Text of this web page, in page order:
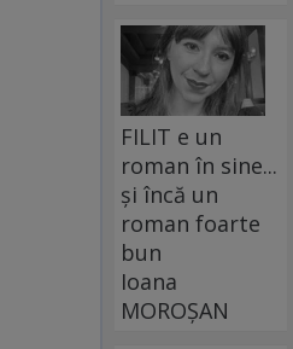
FILIT e un
roman în sine...
și încă un
roman foarte
bun
Ioana
MOROȘAN